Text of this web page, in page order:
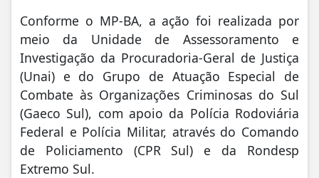
Conforme o MP-BA, a ação foi realizada por
meio da Unidade de Assessoramento e
Investigação da Procuradoria-Geral de Justiça
(Unai) e do Grupo de Atuação Especial de
Combate às Organizações Criminosas do Sul
(Gaeco Sul), com apoio da Polícia Rodoviária
Federal e Polícia Militar, através do Comando
de Policiamento (CPR Sul) e da Rondesp
Extremo Sul.